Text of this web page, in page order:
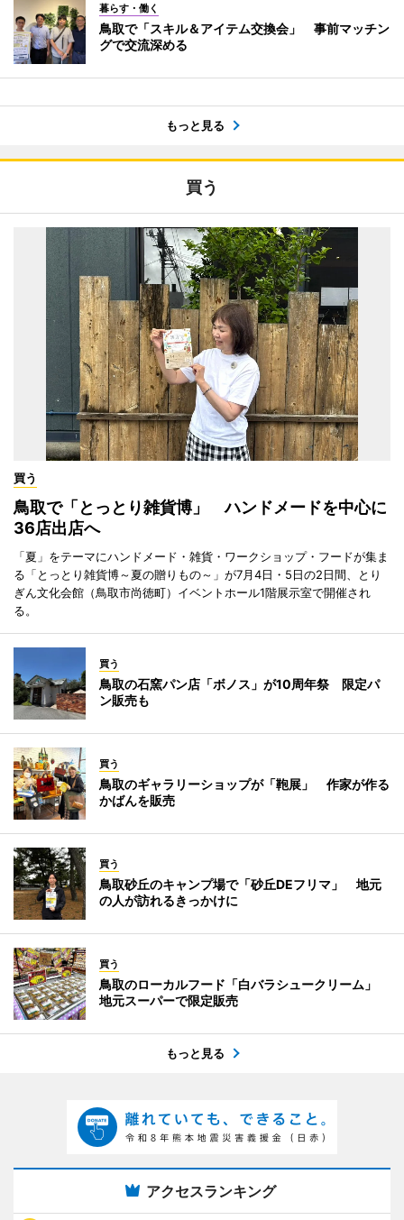
暮らす・働く
鳥取で「スキル＆アイテム交換会」 事前マッチン
グで交流深める
もっと見る
買う
買う
鳥取で「とっとり雑貨博」 ハンドメードを中心に
36店出店へ
「夏」をテーマにハンドメード・雑貨・ワークショップ・フードが集ま
る「とっとり雑貨博～夏の贈りもの～」が7月4日・5日の2日間、とり
ぎん文化会館（鳥取市尚徳町）イベントホール1階展示室で開催され
る。
買う
鳥取の石窯パン店「ボノス」が10周年祭 限定パ
ン販売も
買う
鳥取のギャラリーショップが「鞄展」 作家が作る
かばんを販売
買う
鳥取砂丘のキャンプ場で「砂丘DEフリマ」 地元
の人が訪れるきっかけに
買う
鳥取のローカルフード「白バラシュークリーム」
地元スーパーで限定販売
もっと見る
アクセスランキング